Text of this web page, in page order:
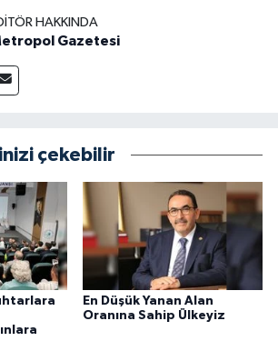
HAKKINDA
Gazetesi
çekebilir
En Düşük Yanan Alan
Oranına Sahip Ülkeyiz